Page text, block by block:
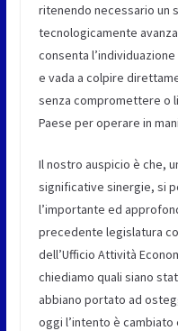
ritenendo necessario un
tecnologicamente
consenta
e vada a colpire
senza compromettere o
Paese per operare in
Il nostro auspicio è che,
significative sinergie, si
l’importante ed
precedente legislatura
dell’Ufficio Attività
chiediamo quali siano
abbiano portato ad
oggi l’intento è